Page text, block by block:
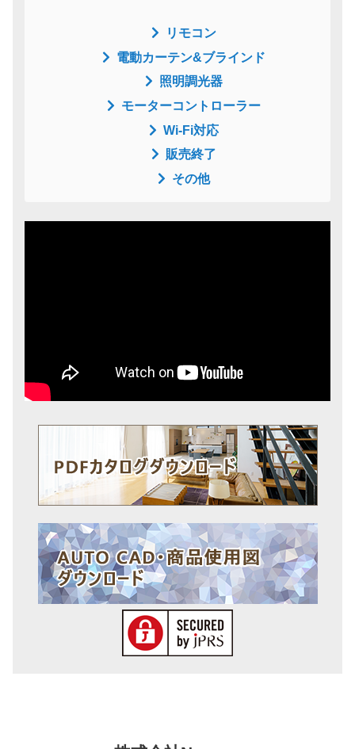
リモコン
電動カーテン&ブラインド
照明調光器
モーターコントローラー
Wi-Fi対応
販売終了
その他